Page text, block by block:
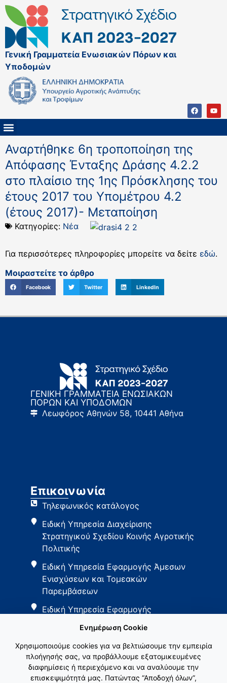
Γενική Γραμματεία Ενωσιακών Πόρων και
Υποδομών
Αναρτήθηκε 6η τροποποίηση της
Απόφασης Ένταξης Δράσης 4.2.2
στο πλαίσιο της 1ης Πρόσκλησης του
έτους 2017 του Υπομέτρου 4.2
(έτους 2017)- Μεταποίηση
Κατηγορίες: Νέα
Για περισσότερες πληροφορίες μπορείτε να δείτε εδώ.
Μοιραστείτε το άρθρο
Facebook Twitter LinkedIn
ΓΕΝΙΚΗ ΓΡΑΜΜΑΤΕΙΑ ΕΝΩΣΙΑΚΩΝ
ΠΟΡΩΝ ΚΑΙ ΥΠΟΔΟΜΩΝ
Λεωφόρος Αθηνών 58, 10441 Αθήνα
Επικοινωνία
Τηλεφωνικός κατάλογος
Ειδική Υπηρεσία Διαχείρισης
Στρατηγικού Σχεδίου Κοινής Αγροτικής
Πολιτικής
Ειδική Υπηρεσία Εφαρμογής Άμεσων
Ενισχύσεων και Τομεακών
Παρεμβάσεων
Ειδική Υπηρεσία Εφαρμογής
Ενημέρωση Cookie
Χρησιμοποιούμε cookies για να βελτιώσουμε την εμπειρία
πλοήγησής σας, να προβάλλουμε εξατομικευμένες
διαφημίσεις ή περιεχόμενο και να αναλύουμε την
επισκεψιμότητά μας. Πατώντας “Αποδοχή όλων”,